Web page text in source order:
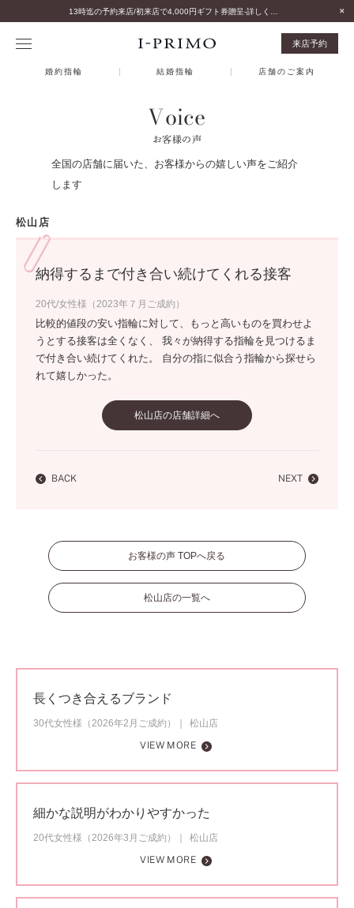
来店予約
婚約指輪 結婚指輪 店舗のご案内
Voice
お客様の声
全国の店舗に届いた、お客様からの嬉しい声をご紹介
します
松山店
納得するまで付き合い続けてくれる接客
20代/女性様（2023年７月ご成約）
比較的値段の安い指輪に対して、もっと高いものを買わせよ
うとする接客は全くなく、 我々が納得する指輪を見つけるま
で付き合い続けてくれた。 自分の指に似合う指輪から探せら
れて嬉しかった。
松山店の店舗詳細へ
BACK NEXT
お客様の声 TOPへ戻る
松山店の一覧へ
長くつき合えるブランド
30代女性様（2026年2月ご成約）
松山店
VIEW MORE
細かな説明がわかりやすかった
20代女性様（2026年3月ご成約）
松山店
VIEW MORE